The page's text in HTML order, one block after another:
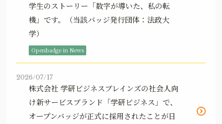
学生のストーリー「数字が導いた、私の転
機」です。（当該バッジ発行団体：法政大
学）
Openbadge in News
2026/07/17
株式会社 学研ビジネスブレインズの社会人向
け新サービスブランド「学研ビジネス」で、
オープンバッジが正式に採用されたことが日